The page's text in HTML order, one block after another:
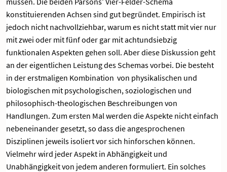
konstituierenden Achsen sind gut begründet. Empirisch ist
jedoch nicht nachvollziehbar, warum es nicht statt mit vier nur
mit zwei oder mit fünf oder gar mit achtundsiebzig
funktionalen Aspekten gehen soll. Aber diese Diskussion geht
an der eigentlichen Leistung des Schemas vorbei. Die besteht
in der erstmaligen Kombination von physikalischen und
biologischen mit psychologischen, soziologischen und
philosophisch-theologischen Beschreibungen von
Handlungen. Zum ersten Mal werden die Aspekte nicht einfach
nebeneinander gesetzt, so dass die angesprochenen
Disziplinen jeweils isoliert vor sich hinforschen können.
Vielmehr wird jeder Aspekt in Abhängigkeit und
Unabhängigkeit von jedem anderen formuliert. Ein solches